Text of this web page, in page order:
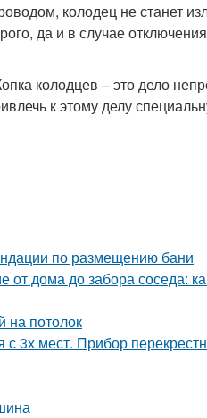
колодец не станет
да и в случае
колодцев – это дело
к этому делу
по размещению бани
от дома до забора соседа:
на потолок
3х мест. Прибор